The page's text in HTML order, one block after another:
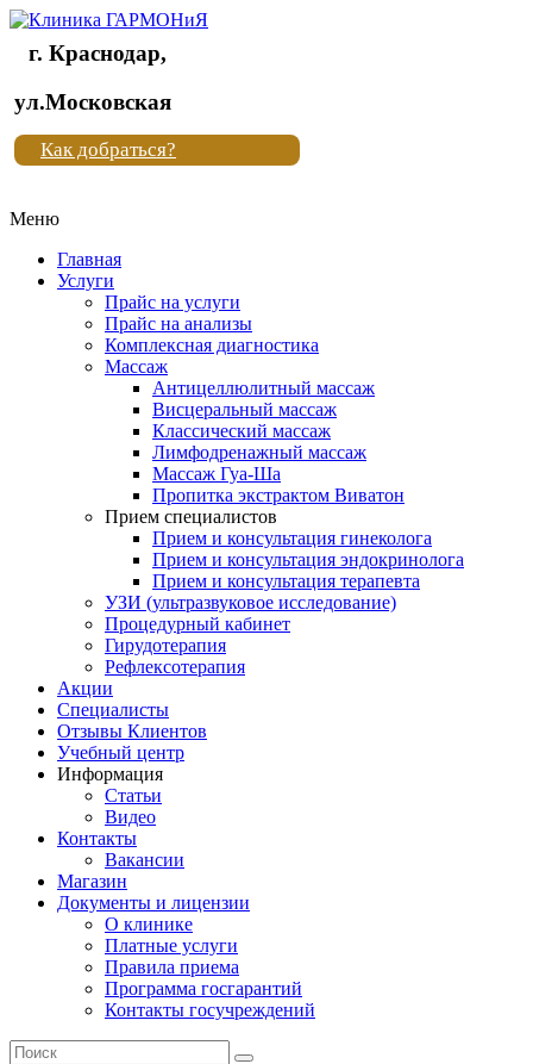
Клиника
"Новая
жизнь"
Клиника
жизнь"
г. Краснодар,
ул.Московская
Как добраться?
Меню
Главная
Услуги
Прайс на услуги
Прайс на анализы
Комплексная диагностика
Массаж
Антицеллюлитный массаж
Висцеральный массаж
Классический массаж
Лимфодренажный массаж
Массаж Гуа-Ша
Пропитка экстрактом Виватон
Прием специалистов
Прием и консультация гинеколога
Прием и консультация эндокринолога
Прием и консультация терапевта
УЗИ (ультразвуковое исследование)
Процедурный кабинет
Гирудотерапия
Рефлексотерапия
Акции
Специалисты
Отзывы Клиентов
Учебный центр
Информация
Статьи
Видео
Контакты
Вакансии
Магазин
Документы и лицензии
О клинике
Платные услуги
Правила приема
Программа госгарантий
Контакты госучреждений